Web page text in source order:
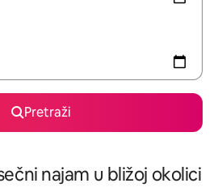
Pretraži
najam u bližoj okolici